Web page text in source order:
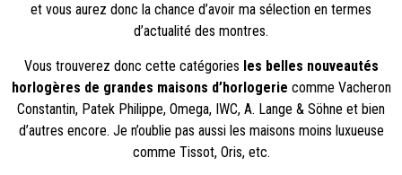
et vous aurez donc la chance d’avoir ma sélection en termes
d’actualité des montres.
Vous trouverez donc cette catégories les belles nouveautés
horlogères de grandes maisons d’horlogerie comme Vacheron
Constantin, Patek Philippe, Omega, IWC, A. Lange & Söhne et bien
d’autres encore. Je n’oublie pas aussi les maisons moins luxueuse
comme Tissot, Oris, etc.